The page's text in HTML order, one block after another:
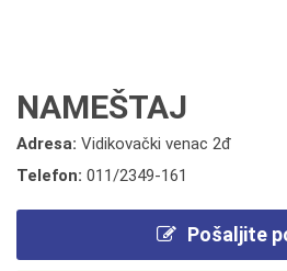
NAMEŠTAJ
Adresa: Vidikovački venac 2đ
Telefon: 011/2349-161
Pošaljite